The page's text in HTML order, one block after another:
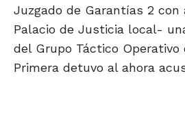
Juzgado de Garantías 2 con
Palacio de Justicia local-
del Grupo Táctico Operativo
Primera detuvo al ahora